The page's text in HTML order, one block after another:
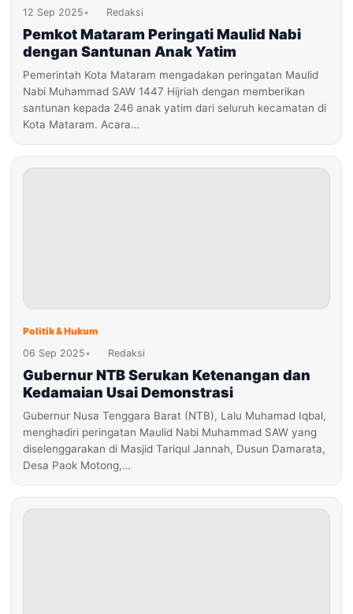
12 Sep 2025• Redaksi
Pemkot Mataram Peringati Maulid Nabi
dengan Santunan Anak Yatim
Pemerintah Kota Mataram mengadakan peringatan Maulid
Nabi Muhammad SAW 1447 Hijriah dengan memberikan
santunan kepada 246 anak yatim dari seluruh kecamatan di
Kota Mataram. Acara…
Politik & Hukum
06 Sep 2025• Redaksi
Gubernur NTB Serukan Ketenangan dan
Kedamaian Usai Demonstrasi
Gubernur Nusa Tenggara Barat (NTB), Lalu Muhamad Iqbal,
menghadiri peringatan Maulid Nabi Muhammad SAW yang
diselenggarakan di Masjid Tariqul Jannah, Dusun Damarata,
Desa Paok Motong,…